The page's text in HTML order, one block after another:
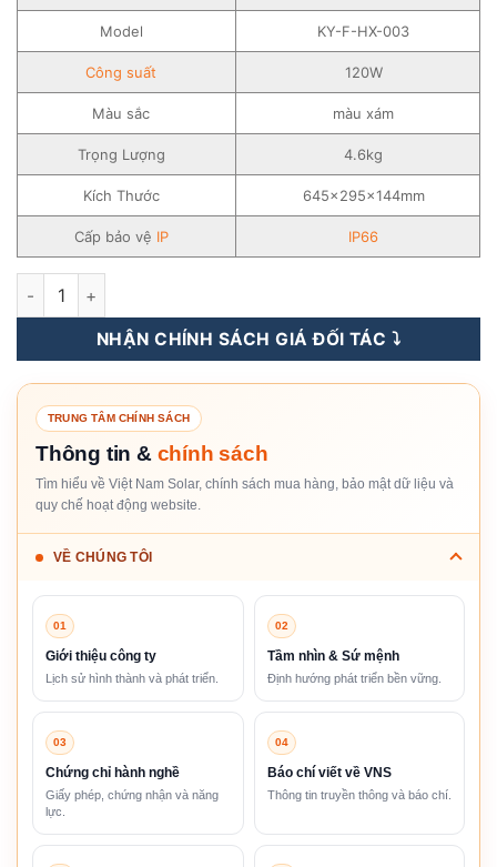
Model KY-F-HX-003
Công suất 120W
Màu sắc màu xám
Trọng Lượng 4.6kg
Kích Thước 645x295x144mm
Cấp bảo vệ IP IP66
Đèn năng lượng mặt trời SOKOYO SPLIT CONCO 120W - KY-
NHẬN CHÍNH SÁCH GIÁ ĐỐI TÁC ⤵️
TRUNG TÂM CHÍNH SÁCH
Thông tin & chính sách
Tìm hiểu về Việt Nam Solar, chính sách mua hàng, bảo mật dữ liệu và
quy chế hoạt động website.
VỀ CHÚNG TÔI
01
Giới thiệu công ty
Lịch sử hình thành và phát triển.
02
Tầm nhìn & Sứ mệnh
Định hướng phát triển bền vững.
03
Chứng chỉ hành nghề
Giấy phép, chứng nhận và năng
lực.
04
Báo chí viết về VNS
Thông tin truyền thông và báo chí.